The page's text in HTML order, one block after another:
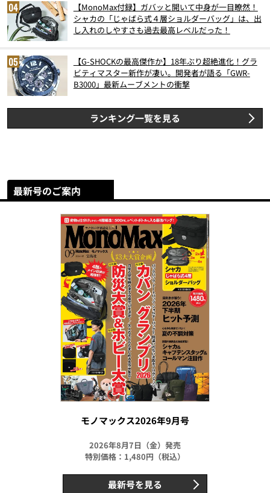
【MonoMax付録】ガバッと開いて中身が一目瞭然！
シャカの「じゃばら式４層ショルダーバッグ」は、出
し入れのしやすさも過去最高レベルだった！
【G-SHOCKの最高傑作か】18年ぶり超絶進化！グラ
ビティマスター新作が凄い。開発者が語る「GWR-
B3000」最新ムーブメントの衝撃
ランキング一覧を見る
最新号のご案内
モノマックス2026年9月号
2026年8月7日（金）発売
特別価格：1,480円（税込）
最新号を見る